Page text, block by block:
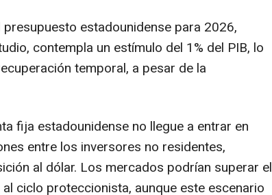
presupuesto estadounidense para 2026,
contempla un estímulo del 1% del PIB, lo
temporal, a pesar de la
fija estadounidense no llegue a entrar en
entre los inversores no residentes,
al dólar. Los mercados podrían superar el
ciclo proteccionista, aunque este escenario